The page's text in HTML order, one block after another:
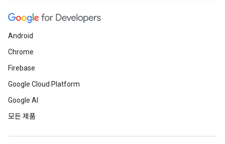
Android
Chrome
Firebase
Google Cloud Platform
Google AI
모든 제품